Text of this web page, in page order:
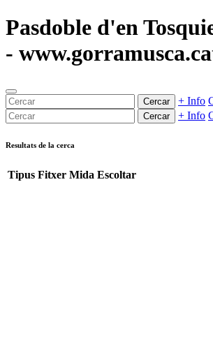
Pasdoble d'en
-
Cercar + Info
Cercar + Info
Resultats de la cerca
Tipus Fitxer Mida Escoltar